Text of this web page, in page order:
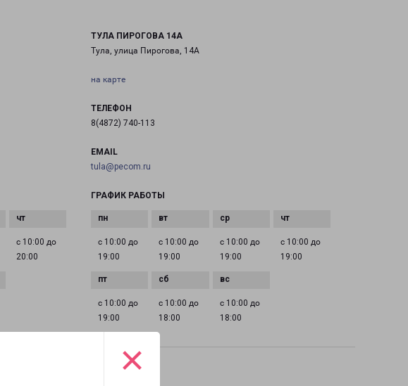
×
с 10:00 до
20:00
ТУЛА ПИРОГОВА 14А
Тула, улица Пирогова, 14А
на карте
ТЕЛЕФОН
8(4872) 740-113
EMAIL
tula@pecom.ru
ГРАФИК РАБОТЫ
с 10:00 до
19:00
с 10:00 до
19:00
с 10:00 до
19:00
с 10:00 до
19:00
с 10:00 до
19:00
с 10:00 до
18:00
с 10:00 до
18:00